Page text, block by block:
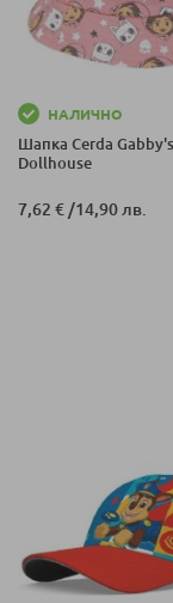
НАЛИЧНО
Шапка Cerda Gabby's
Dollhouse
7,62 €/14,90 лв.